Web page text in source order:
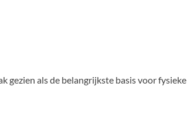
gezien als de belangrijkste basis voor fysieke